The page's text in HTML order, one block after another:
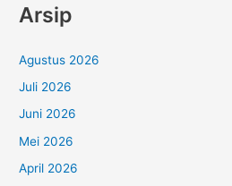
Arsip
Agustus 2026
Juli 2026
Juni 2026
Mei 2026
April 2026